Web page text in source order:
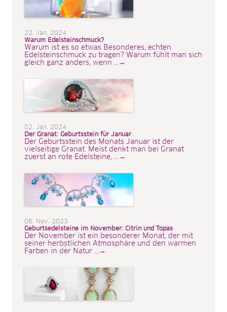
22. Jan. 2024
Warum Edelsteinschmuck?
Warum ist es so etwas Besonderes, echten
Edelsteinschmuck zu tragen? Warum fühlt man sich
gleich ganz anders, wenn ...→
02. Jan. 2024
Der Granat: Geburtsstein für Januar
Der Geburtsstein des Monats Januar ist der
vielseitige Granat. Meist denkt man bei Granat
zuerst an rote Edelsteine, ...→
06. Nov. 2023
Geburtsedelsteine im November: Citrin und Topas
Der November ist ein besonderer Monat, der mit
seiner herbstlichen Atmosphäre und den warmen
Farben in der Natur ...→